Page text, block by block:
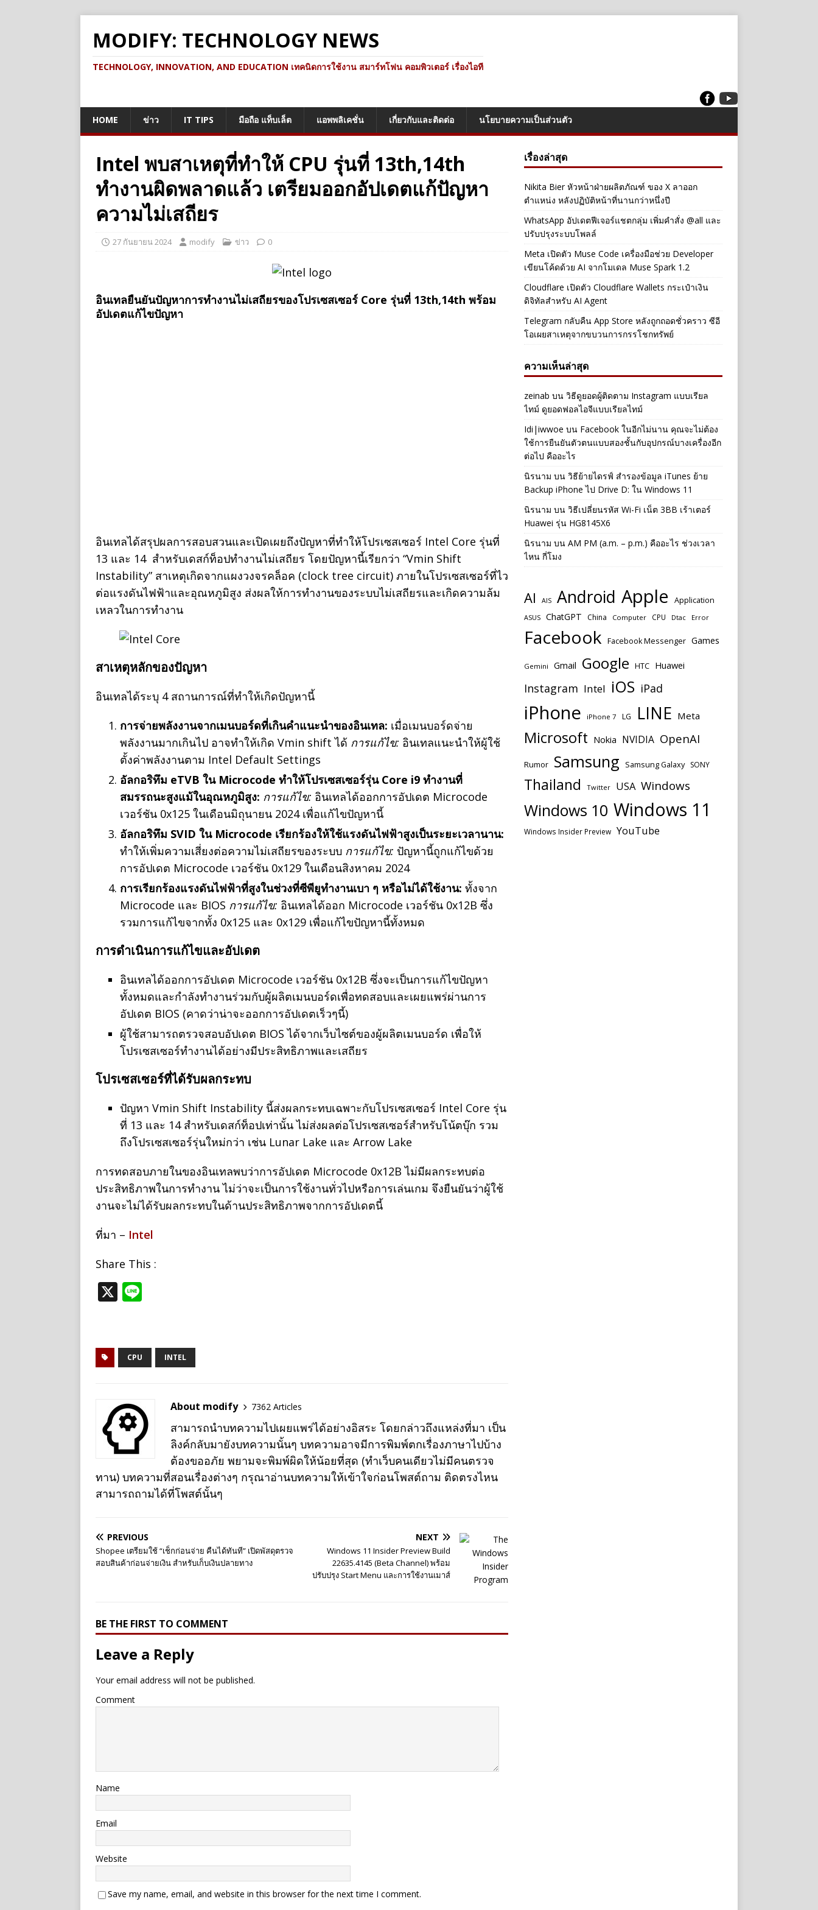
MODIFY: TECHNOLOGY NEWS
TECHNOLOGY, INNOVATION, AND EDUCATION เทคนิดการใช้งาน สมาร์ทโฟน คอมพิวเตอร์ เรื่องไอที
HOME ข่าว IT TIPS มือถือ แท็บเล็ต แอพพลิเคชั่น เกี่ยวกับและติดต่อ นโยบายความเป็นส่วนตัว
Intel พบสาเหตุที่ทำให้ CPU รุ่นที่ 13th,14th
ทำงานผิดพลาดแล้ว เตรียมออกอัปเดตแก้ปัญหา
ความไม่เสถียร
27 กันยายน 2024 modify ข่าว 0
อินเทลยืนยันปัญหาการทำงานไม่เสถียรของโปรเซสเซอร์ Core รุ่นที่ 13th,14th พร้อม
อัปเดตแก้ไขปัญหา
อินเทลได้สรุปผลการสอบสวนและเปิดเผยถึงปัญหาที่ทำให้โปรเซสเซอร์ Intel Core รุ่นที่
13 และ 14 สำหรับเดสก์ท็อปทำงานไม่เสถียร โดยปัญหานี้เรียกว่า “Vmin Shift
Instability” สาเหตุเกิดจากแผงวงจรคล็อค (clock tree circuit) ภายในโปรเซสเซอร์ที่ไว
ต่อแรงดันไฟฟ้าและอุณหภูมิสูง ส่งผลให้การทำงานของระบบไม่เสถียรและเกิดความล้ม
เหลวในการทำงาน
สาเหตุหลักของปัญหา
อินเทลได้ระบุ 4 สถานการณ์ที่ทำให้เกิดปัญหานี้
การจ่ายพลังงานจากเมนบอร์ดที่เกินคำแนะนำของอินเทล: เมื่อเมนบอร์ดจ่าย
พลังงานมากเกินไป อาจทำให้เกิด Vmin shift ได้ การแก้ไข: อินเทลแนะนำให้ผู้ใช้
ตั้งค่าพลังงานตาม Intel Default Settings
อัลกอริทึม eTVB ใน Microcode ทำให้โปรเซสเซอร์รุ่น Core i9 ทำงานที่
สมรรถนะสูงแม้ในอุณหภูมิสูง: การแก้ไข: อินเทลได้ออกการอัปเดต Microcode
เวอร์ชัน 0x125 ในเดือนมิถุนายน 2024 เพื่อแก้ไขปัญหานี้
อัลกอริทึม SVID ใน Microcode เรียกร้องให้ใช้แรงดันไฟฟ้าสูงเป็นระยะเวลานาน:
ทำให้เพิ่มความเสี่ยงต่อความไม่เสถียรของระบบ การแก้ไข: ปัญหานี้ถูกแก้ไขด้วย
การอัปเดต Microcode เวอร์ชัน 0x129 ในเดือนสิงหาคม 2024
การเรียกร้องแรงดันไฟฟ้าที่สูงในช่วงที่ซีพียูทำงานเบา ๆ หรือไม่ได้ใช้งาน: ทั้งจาก
Microcode และ BIOS การแก้ไข: อินเทลได้ออก Microcode เวอร์ชัน 0x12B ซึ่ง
รวมการแก้ไขจากทั้ง 0x125 และ 0x129 เพื่อแก้ไขปัญหานี้ทั้งหมด
การดำเนินการแก้ไขและอัปเดต
อินเทลได้ออกการอัปเดต Microcode เวอร์ชัน 0x12B ซึ่งจะเป็นการแก้ไขปัญหา
ทั้งหมดและกำลังทำงานร่วมกับผู้ผลิตเมนบอร์ดเพื่อทดสอบและเผยแพร่ผ่านการ
อัปเดต BIOS (คาดว่าน่าจะออกการอัปเดตเร็วๆนี้)
ผู้ใช้สามารถตรวจสอบอัปเดต BIOS ได้จากเว็บไซต์ของผู้ผลิตเมนบอร์ด เพื่อให้
โปรเซสเซอร์ทำงานได้อย่างมีประสิทธิภาพและเสถียร
โปรเซสเซอร์ที่ได้รับผลกระทบ
ปัญหา Vmin Shift Instability นี้ส่งผลกระทบเฉพาะกับโปรเซสเซอร์ Intel Core รุ่น
ที่ 13 และ 14 สำหรับเดสก์ท็อปเท่านั้น ไม่ส่งผลต่อโปรเซสเซอร์สำหรับโน้ตบุ๊ก รวม
ถึงโปรเซสเซอร์รุ่นใหม่กว่า เช่น Lunar Lake และ Arrow Lake
การทดสอบภายในของอินเทลพบว่าการอัปเดต Microcode 0x12B ไม่มีผลกระทบต่อ
ประสิทธิภาพในการทำงาน ไม่ว่าจะเป็นการใช้งานทั่วไปหรือการเล่นเกม จึงยืนยันว่าผู้ใช้
งานจะไม่ได้รับผลกระทบในด้านประสิทธิภาพจากการอัปเดตนี้
ที่มา – Intel
Share This :
X
CPU INTEL
About modify 7362 Articles
สามารถนำบทความไปเผยแพร่ได้อย่างอิสระ โดยกล่าวถึงแหล่งที่มา เป็น
ลิงค์กลับมายังบทความนั้นๆ บทความอาจมีการพิมพ์ตกเรื่องภาษาไปบ้าง
ต้องขออภัย พยามจะพิมพ์ผิดให้น้อยที่สุด (ทำเว็บคนเดียวไม่มีคนตรวจ
ทาน) บทความที่สอนเรื่องต่างๆ กรุณาอ่านบทความให้เข้าใจก่อนโพสต์ถาม ติดตรงไหน
สามารถถามได้ที่โพสต์นั้นๆ
PREVIOUS
Shopee เตรียมใช้ “เช็กก่อนจ่าย คืนได้ทันที” เปิดพัสดุตรวจ
สอบสินค้าก่อนจ่ายเงิน สำหรับเก็บเงินปลายทาง
NEXT
Windows 11 Insider Preview Build
22635.4145 (Beta Channel) พร้อม
ปรับปรุง Start Menu และการใช้งานเมาส์
BE THE FIRST TO COMMENT
Leave a Reply
Your email address will not be published.
Comment
Name
Email
Website
Save my name, email, and website in this browser for the next time I comment.
เรื่องล่าสุด
Nikita Bier หัวหน้าฝ่ายผลิตภัณฑ์ ของ X ลาออก
ตำแหน่ง หลังปฏิบัติหน้าที่นานกว่าหนึ่งปี
WhatsApp อัปเดตฟีเจอร์แชตกลุ่ม เพิ่มคำสั่ง @all และ
ปรับปรุงระบบโพลล์
Meta เปิดตัว Muse Code เครื่องมือช่วย Developer
เขียนโค้ดด้วย AI จากโมเดล Muse Spark 1.2
Cloudflare เปิดตัว Cloudflare Wallets กระเป๋าเงิน
ดิจิทัลสำหรับ AI Agent
Telegram กลับคืน App Store หลังถูกถอดชั่วคราว ซีอี
โอเผยสาเหตุจากขบวนการกรรโชกทรัพย์
ความเห็นล่าสุด
zeinab บน วิธีดูยอดผู้ติดตาม Instagram แบบเรียล
ไทม์ ดูยอดฟอลไอจีแบบเรียลไทม์
Idi|iwwoe บน Facebook ในอีกไม่นาน คุณจะไม่ต้อง
ใช้การยืนยันตัวตนแบบสองชั้นกับอุปกรณ์บางเครื่องอีก
ต่อไป คืออะไร
นิรนาม บน วิธีย้ายไดรฟ์ สำรองข้อมูล iTunes ย้าย
Backup iPhone ไป Drive D: ใน Windows 11
นิรนาม บน วิธีเปลี่ยนรหัส Wi-Fi เน็ต 3BB เร้าเตอร์
Huawei รุ่น HG8145X6
นิรนาม บน AM PM (a.m. – p.m.) คืออะไร ช่วงเวลา
ไหน กี่โมง
AI AIS Android Apple Application
ASUS ChatGPT China Computer CPU Dtac Error
Facebook Facebook Messenger Games
Gemini Gmail Google HTC Huawei
Instagram Intel iOS iPad
iPhone iPhone 7 LG LINE Meta
Microsoft Nokia NVIDIA OpenAI
Rumor Samsung Samsung Galaxy SONY
Thailand Twitter USA Windows
Windows 10 Windows 11
Windows Insider Preview YouTube